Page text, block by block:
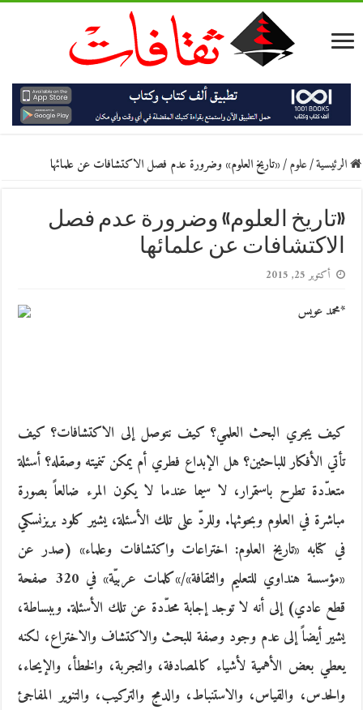
الرئيسية/علوم/«تاريخ العلوم» وضرورة عدم فصل الاكتشافات عن علمائها
«تاريخ العلوم» وضرورة عدم فصل
الاكتشافات عن علمائها
أكتوبر 25, 2015
*محمد عويس
كيف يجري البحث العلمي؟ كيف نتوصل إلى الاكتشافات؟ كيف
تأتي الأفكار للباحثين؟ هل الإبداع فطري أم يمكن تنميته وصقله؟ أسئلة
متعدّدة تطرح باستمرار، لا سيما عندما لا يكون المرء ضالعاً بصورة
مباشرة في العلوم وبحوثها. وللردّ على تلك الأسئلة، يشير كلود بريزنسكي
في كتابه «تاريخ العلوم: اختراعات واكتشافات وعلماء» (صدر عن
«مؤسسة هنداوي للتعليم والثقافة»/»كلمات عربيّة» في 320 صفحة
قطع عادي) إلى أنه لا توجد إجابة محدّدة عن تلك الأسئلة. وببساطة،
يشير أيضاً إلى عدم وجود وصفة للبحث والاكتشاف والاختراع، لكنه
يعطي بعض الأهمية لأشياء كالمصادفة، والتجربة، والخطأ، والإيحاء،
والحدس، والقياس، والاستنباط، والدمج والتركيب، والتنوير المفاجئ